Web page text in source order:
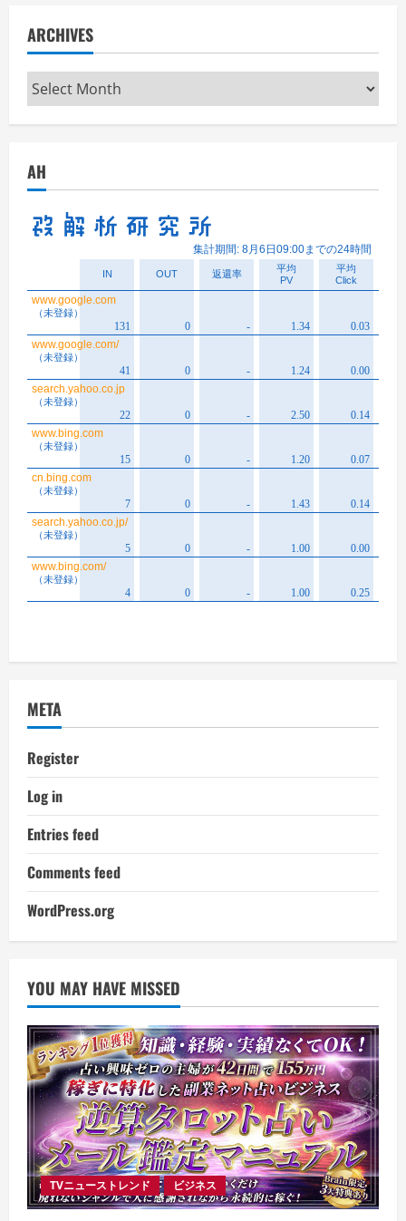
ARCHIVES
Archives
AH
META
Register
Log in
Entries feed
Comments feed
WordPress.org
YOU MAY HAVE MISSED
TVニューストレンド ビジネス